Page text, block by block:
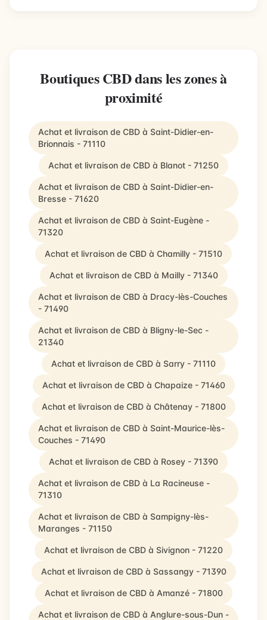
Boutiques CBD dans les zones à
proximité
Achat et livraison de CBD à Saint-Didier-en-
Brionnais - 71110
Achat et livraison de CBD à Blanot - 71250
Achat et livraison de CBD à Saint-Didier-en-
Bresse - 71620
Achat et livraison de CBD à Saint-Eugène -
71320
Achat et livraison de CBD à Chamilly - 71510
Achat et livraison de CBD à Mailly - 71340
Achat et livraison de CBD à Dracy-lès-Couches
- 71490
Achat et livraison de CBD à Bligny-le-Sec -
21340
Achat et livraison de CBD à Sarry - 71110
Achat et livraison de CBD à Chapaize - 71460
Achat et livraison de CBD à Châtenay - 71800
Achat et livraison de CBD à Saint-Maurice-lès-
Couches - 71490
Achat et livraison de CBD à Rosey - 71390
Achat et livraison de CBD à La Racineuse -
71310
Achat et livraison de CBD à Sampigny-lès-
Maranges - 71150
Achat et livraison de CBD à Sivignon - 71220
Achat et livraison de CBD à Sassangy - 71390
Achat et livraison de CBD à Amanzé - 71800
Achat et livraison de CBD à Anglure-sous-Dun -